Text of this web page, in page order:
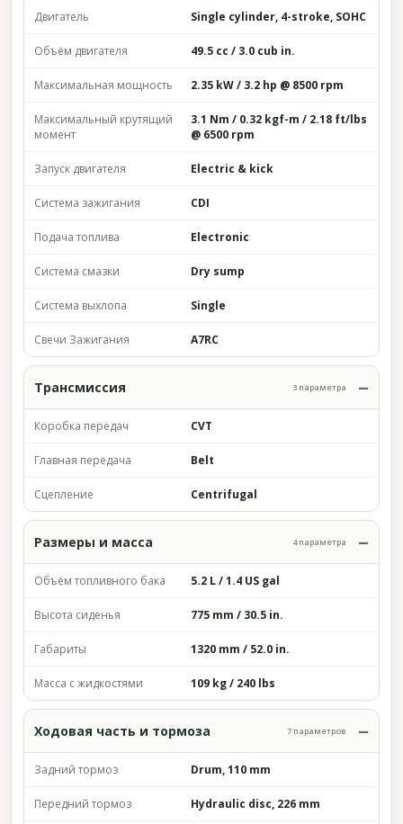
Двигатель Single cylinder, 4-stroke, SOHC
Объём двигателя 49.5 cc / 3.0 cub in.
Максимальная мощность 2.35 kW / 3.2 hp @ 8500 rpm
Максимальный крутящий
момент
3.1 Nm / 0.32 kgf-m / 2.18 ft/lbs
@ 6500 rpm
Запуск двигателя Electric & kick
Система зажигания CDI
Подача топлива Electronic
Система смазки Dry sump
Система выхлопа Single
Свечи Зажигания A7RC
Трансмиссия 3 параметра
Коробка передач CVT
Главная передача Belt
Сцепление Centrifugal
Размеры и масса 4 параметра
Объём топливного бака 5.2 L / 1.4 US gal
Высота сиденья 775 mm / 30.5 in.
Габариты 1320 mm / 52.0 in.
Масса с жидкостями 109 kg / 240 lbs
Ходовая часть и тормоза 7 параметров
Задний тормоз Drum, 110 mm
Передний тормоз Hydraulic disc, 226 mm